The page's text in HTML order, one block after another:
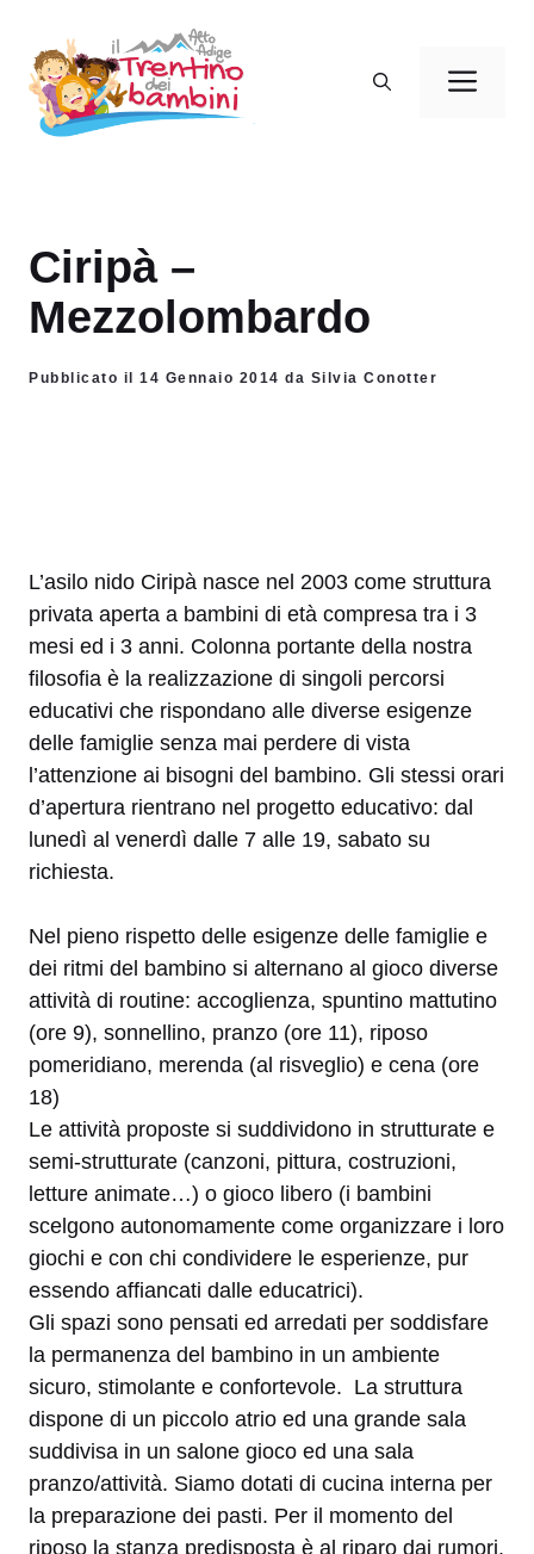
contenuto
Ciripà –
Mezzolombardo
Pubblicato il 14 Gennaio 2014 da Silvia Conotter
L’asilo nido Ciripà nasce nel 2003 come struttura
privata aperta a bambini di età compresa tra i 3
mesi ed i 3 anni. Colonna portante della nostra
filosofia è la realizzazione di singoli percorsi
educativi che rispondano alle diverse esigenze
delle famiglie senza mai perdere di vista
l’attenzione ai bisogni del bambino. Gli stessi orari
d’apertura rientrano nel progetto educativo: dal
lunedì al venerdì dalle 7 alle 19, sabato su
richiesta.
Nel pieno rispetto delle esigenze delle famiglie e
dei ritmi del bambino si alternano al gioco diverse
attività di routine: accoglienza, spuntino mattutino
(ore 9), sonnellino, pranzo (ore 11), riposo
pomeridiano, merenda (al risveglio) e cena (ore
18)
Le attività proposte si suddividono in strutturate e
semi-strutturate (canzoni, pittura, costruzioni,
letture animate…) o gioco libero (i bambini
scelgono autonomamente come organizzare i loro
giochi e con chi condividere le esperienze, pur
essendo affiancati dalle educatrici).
Gli spazi sono pensati ed arredati per soddisfare
la permanenza del bambino in un ambiente
sicuro, stimolante e confortevole. La struttura
dispone di un piccolo atrio ed una grande sala
suddivisa in un salone gioco ed una sala
pranzo/attività. Siamo dotati di cucina interna per
la preparazione dei pasti. Per il momento del
riposo la stanza predisposta è al riparo dai rumori,